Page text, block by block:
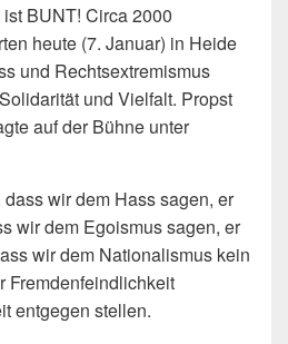
BUNT! Circa 2000
heute (7. Januar) in Heide
und Rechtsextremismus
und Vielfalt. Propst
auf der Bühne unter
wir dem Hass sagen, er
wir dem Egoismus sagen, er
wir dem Nationalismus kein
Fremdenfeindlichkeit
entgegen stellen.